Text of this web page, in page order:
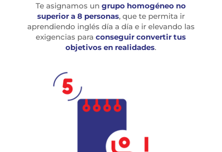
Te asignamos ungrupo homogéneo no
superior a 8 personas, que te permita ir
aprendiendo inglés día a día e ir elevando las
exigencias paraconseguir convertir tus
objetivos en realidades.